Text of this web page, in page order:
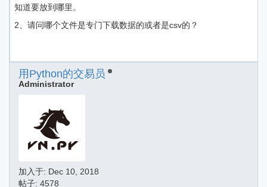
知道要放到哪里。
2、请问哪个文件是专门下载数据的或者是csv的？
用Python的交易员
Administrator
加入于: Dec 10, 2018
帖子: 4578